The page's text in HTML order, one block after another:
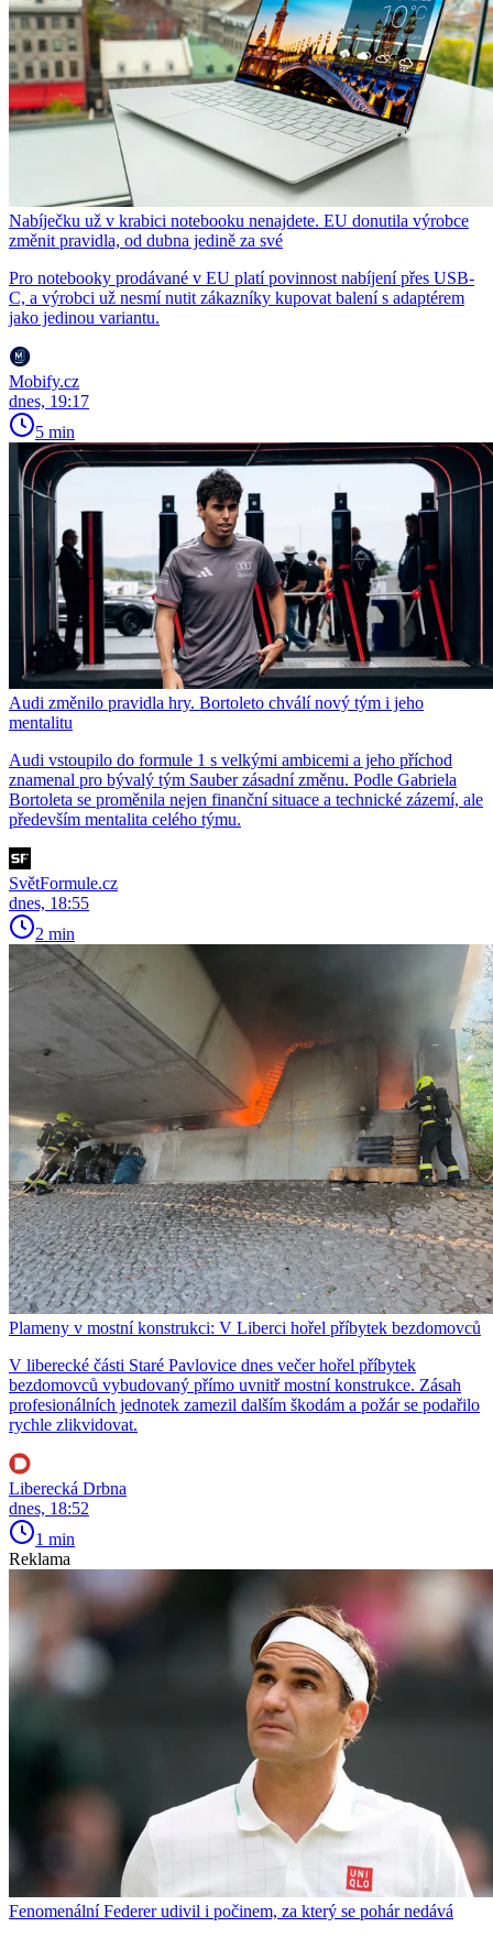
Nabíječku už v krabici notebooku nenajdete. EU donutila výrobce
změnit pravidla, od dubna jedině za své
Pro notebooky prodávané v EU platí povinnost nabíjení přes USB-
C, a výrobci už nesmí nutit zákazníky kupovat balení s adaptérem
jako jedinou variantu.
Mobify.cz
dnes, 19:17
5 min
Audi změnilo pravidla hry. Bortoleto chválí nový tým i jeho
mentalitu
Audi vstoupilo do formule 1 s velkými ambicemi a jeho příchod
znamenal pro bývalý tým Sauber zásadní změnu. Podle Gabriela
Bortoleta se proměnila nejen finanční situace a technické zázemí, ale
především mentalita celého týmu.
SvětFormule.cz
dnes, 18:55
2 min
Plameny v mostní konstrukci: V Liberci hořel příbytek bezdomovců
V liberecké části Staré Pavlovice dnes večer hořel příbytek
bezdomovců vybudovaný přímo uvnitř mostní konstrukce. Zásah
profesionálních jednotek zamezil dalším škodám a požár se podařilo
rychle zlikvidovat.
Liberecká Drbna
dnes, 18:52
1 min
Reklama
Fenomenální Federer udivil i počinem, za který se pohár nedává